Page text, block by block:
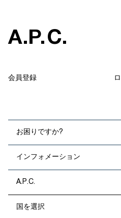
A.P.C.
会員登録
お困りですか?
インフォメーション
A.P.C.
国を選択